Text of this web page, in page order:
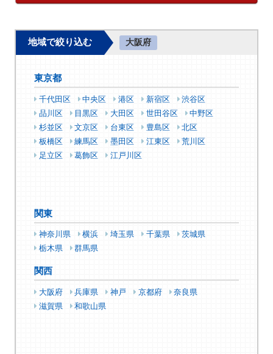
地域で絞り込む 大阪府
東京都
千代田区 中央区 港区 新宿区
渋谷区
品川区
目黒区 大田区 世田谷区
中野区
杉並区
文京区 台東区 豊島区
北区
板橋区
練馬区 墨田区 江東区
荒川区
足立区
葛飾区 江戸川区
関東
神奈川県 横浜 埼玉県 千葉県
茨城県
栃木県
群馬県
関西
大阪府 兵庫県 神戸 京都府
奈良県
滋賀県
和歌山県